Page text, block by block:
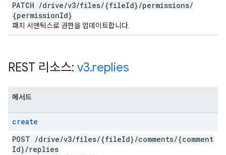
PATCH /drive/v3/files/{fileId}/permissions/
{permissionId}
패치 시맨틱스로 권한을 업데이트합니다.
REST 리소스: v3.replies
메서드
create
POST /drive/v3/files/{fileId}/comments/{comment
Id}/replies